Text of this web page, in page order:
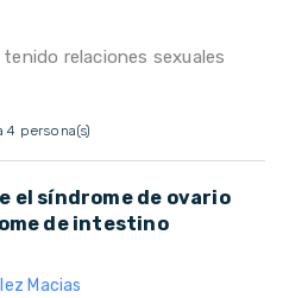
relaciones sexuales
4 persona(s)
el síndrome de ovario
de intestino
Macias